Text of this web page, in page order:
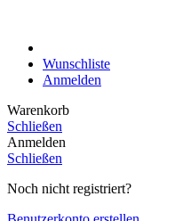
Wunschliste
Anmelden
Warenkorb
Schließen
Anmelden
Schließen
Noch nicht registriert?